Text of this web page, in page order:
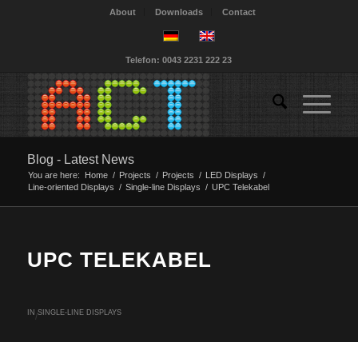
About Downloads Contact
Telefon: 0043 2231 222 23
Blog - Latest News
You are here: Home / Projects / Projects / LED Displays /
Line-oriented Displays / Single-line Displays / UPC Telekabel
UPC TELEKABEL
/
INSINGLE-LINE DISPLAYS